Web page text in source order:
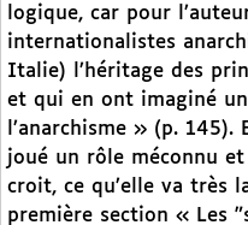
logique, car pour
internationalistes
Italie) l’héritage des
et qui en ont imaginé
l’anarchisme » (p.
joué un rôle méconnu
croit, ce qu’elle va très
première section « Les